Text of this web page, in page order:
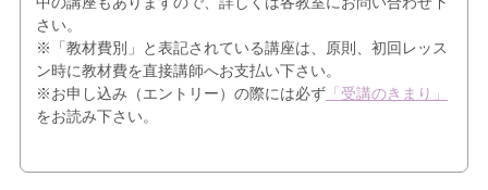
さい。
※「教材費別」と表記されている講座は、原則、初回レッス
ン時に教材費を直接講師へお支払い下さい。
※お申し込み（エントリー）の際には必ず「受講のきまり」
をお読み下さい。